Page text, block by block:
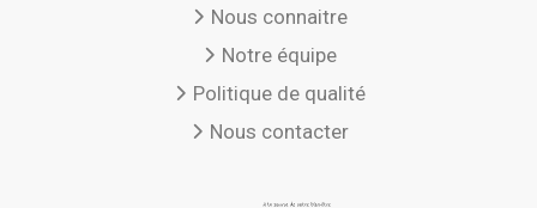
Nous connaitre
Notre équipe
Politique de qualité
Nous contacter